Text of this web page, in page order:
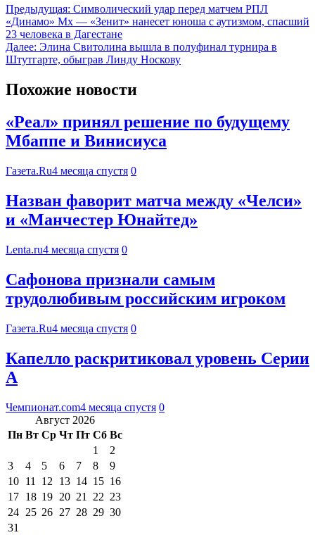
Предыдущая: Символический удар перед матчем РПЛ
«Динамо» Мх — «Зенит» нанесет юноша с аутизмом, спасший
23 человека в Дагестане
Далее: Элина Свитолина вышла в полуфинал турнира в
Штутгарте, обыграв Линду Носкову
Похожие новости
«Реал» принял решение по будущему
Мбаппе и Винисиуса
Газета.Ru4 месяца спустя 0
Назван фаворит матча между «Челси»
и «Манчестер Юнайтед»
Lenta.ru4 месяца спустя 0
Сафонова признали самым
трудолюбивым российским игроком
Газета.Ru4 месяца спустя 0
Капелло раскритиковал уровень Серии
А
Чемпионат.com4 месяца спустя 0
Август 2026
Пн Вт Ср Чт Пт Сб Вс
1
2
3
4 5 6 7 8
9
10 11 12 13 14 15 16
17 18 19 20 21 22 23
24 25 26 27 28 29 30
31